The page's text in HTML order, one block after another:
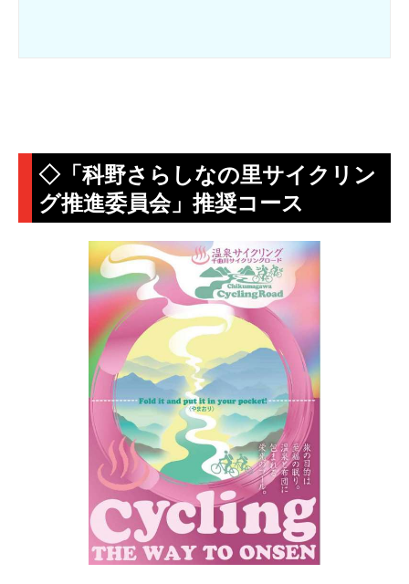
◇「科野さらしなの里サイクリン
グ推進委員会」推奨コース